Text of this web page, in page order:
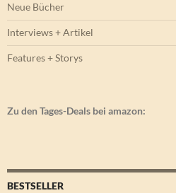
Neue Bücher
Interviews + Artikel
Features + Storys
Zu den Tages-Deals bei amazon:
BESTSELLER